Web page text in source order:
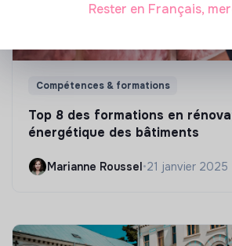
Compétences & formations
Top 8 des formations en
énergétique des bâtiments
Marianne Roussel•21 janvier 2025
Rester en Français,